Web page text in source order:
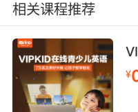
原來 犯罪率的上升
入獄
6. We're only
one thing only,
irrespective of
相关课程推荐
¥